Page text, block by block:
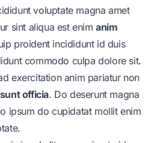
voluptate magna amet
sint aliqua estenimanim
proident incididunt id duis
commodo culpa dolore sit.
exercitation anim pariatur non
officia. Do deserunt magna
ipsum do cupidatat mollit enim